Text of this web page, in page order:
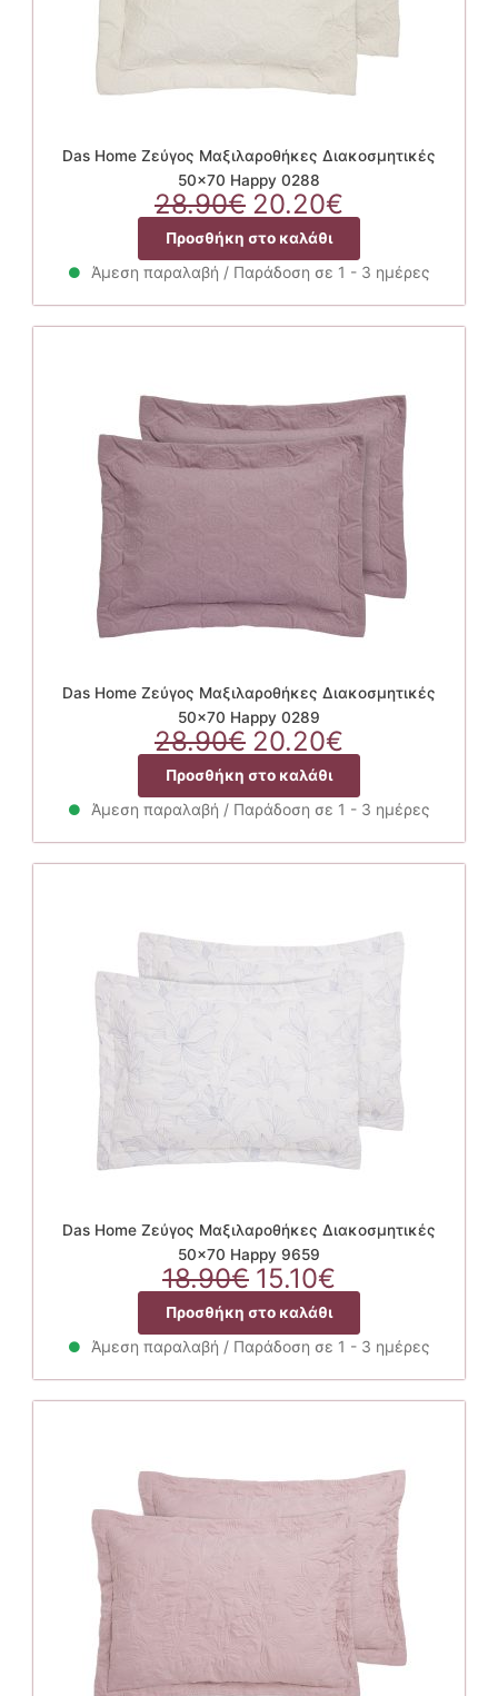
Das Home Ζεύγος Μαξιλαροθήκες Διακοσμητικές
50×70 Happy 0288
28.90€ Original
price
was:
28.90€.
20.20€
τρέχουσα
τιμή
είναι:
20.20€.
Προσθήκη στο καλάθι
Άμεση παραλαβή / Παράδοση σε 1 - 3 ημέρες
Das Home Ζεύγος Μαξιλαροθήκες Διακοσμητικές
50×70 Happy 0289
28.90€ Original
price
was:
28.90€.
20.20€
τρέχουσα
τιμή
είναι:
20.20€.
Προσθήκη στο καλάθι
Άμεση παραλαβή / Παράδοση σε 1 - 3 ημέρες
Das Home Ζεύγος Μαξιλαροθήκες Διακοσμητικές
50×70 Happy 9659
18.90€ Original
price
was:
18.90€.
15.10€
τρέχουσα
τιμή
είναι:
15.10€.
Προσθήκη στο καλάθι
Άμεση παραλαβή / Παράδοση σε 1 - 3 ημέρες